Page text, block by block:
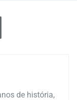
de história,